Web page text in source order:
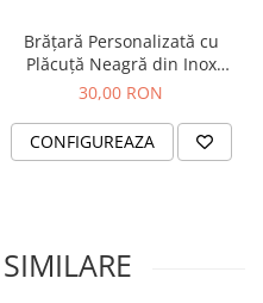
și pe verso cu un
coordonate GPS
Brățară Personalizată cu
Plăcuță Neagră din Inox
Waterproof – Nume sau
30,00 RON
CONFIGUREAZA